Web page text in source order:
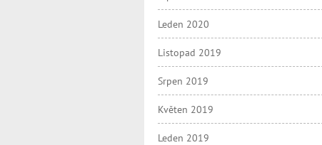
Leden 2020
Listopad 2019
Srpen 2019
Květen 2019
Leden 2019